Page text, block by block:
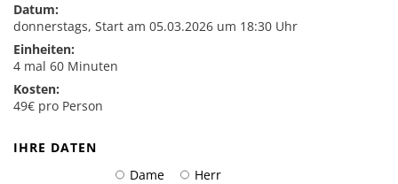
Specials & Workshops
Discofox
Salsa
Rock’n’Roll & Boogie
Kindertanzen
Datum:
donnerstags, Start am 05.03.2026 um 18:30 Uhr
Einheiten:
4 mal 60 Minuten
Kosten:
49€ pro Person
IHRE DATEN
Dame
Herr